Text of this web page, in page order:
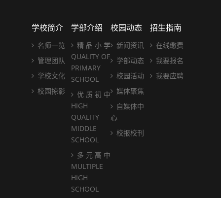
学校简介
名师一览
管理团队
学校文化
校园掠影
学部介绍
精 品 小 学
QUALITY OF
PRIMARY
SCHOOL
优 质 初 中
HIGH
QUALITY
MIDDLE
SCHOOL
多 元 高 中
MULTIPLE
HIGH
SCHOOL
校园动态
新闻资讯
学部动态
校园活动
媒体聚焦
自媒体中
心
校报校刊
招生指南
在线缴费
我要报名
我要应聘